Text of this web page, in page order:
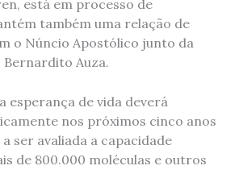
está em processo de
também uma relação de
o Núncio Apostólico junto da
Bernardito Auza.
esperança de vida deverá
nos próximos cinco anos
ser avaliada a capacidade
de 800.000 moléculas e outros